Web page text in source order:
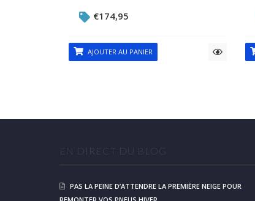
€174,95
AJOUTER AU PANIER
EN DIRECT DU BLOG
PAS LA PEINE D’ATTENDRE LA PREMIÈRE NEIGE POUR